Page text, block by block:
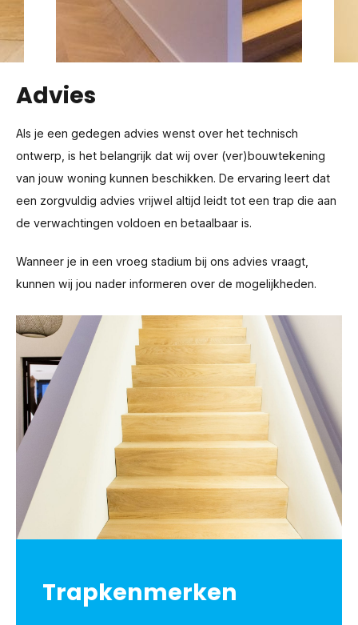
Advies
Als je een gedegen advies wenst over het technisch
ontwerp, is het belangrijk dat wij over (ver)bouwtekening
van jouw woning kunnen beschikken. De ervaring leert dat
een zorgvuldig advies vrijwel altijd leidt tot een trap die aan
de verwachtingen voldoen en betaalbaar is.
Wanneer je in een vroeg stadium bij ons advies vraagt,
kunnen wij jou nader informeren over de mogelijkheden.
Trapkenmerken